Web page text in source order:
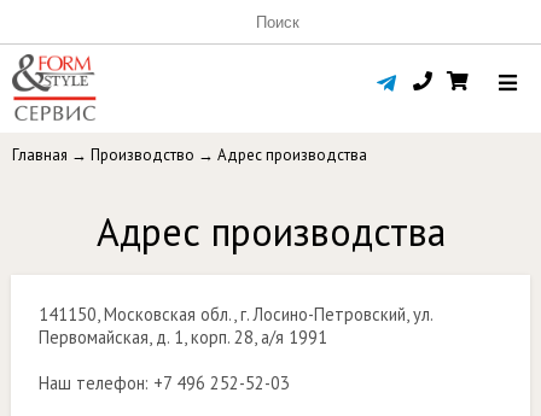
Главная → Производство → Адрес производства
Адрес производства
141150, Московская обл., г. Лосино-Петровский, ул.
Первомайская, д. 1, корп. 28, а/я 1991
Наш телефон: +7 496 252-52-03